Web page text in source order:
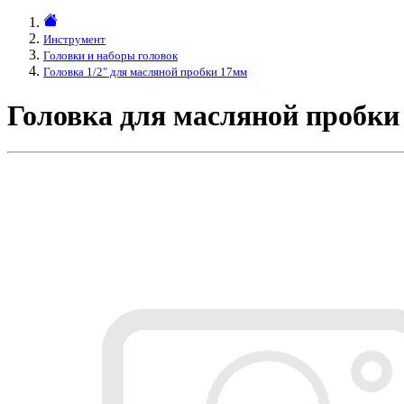
Инструмент
Головки и наборы головок
Головка 1/2" для масляной пробки 17мм
Головка для масляной